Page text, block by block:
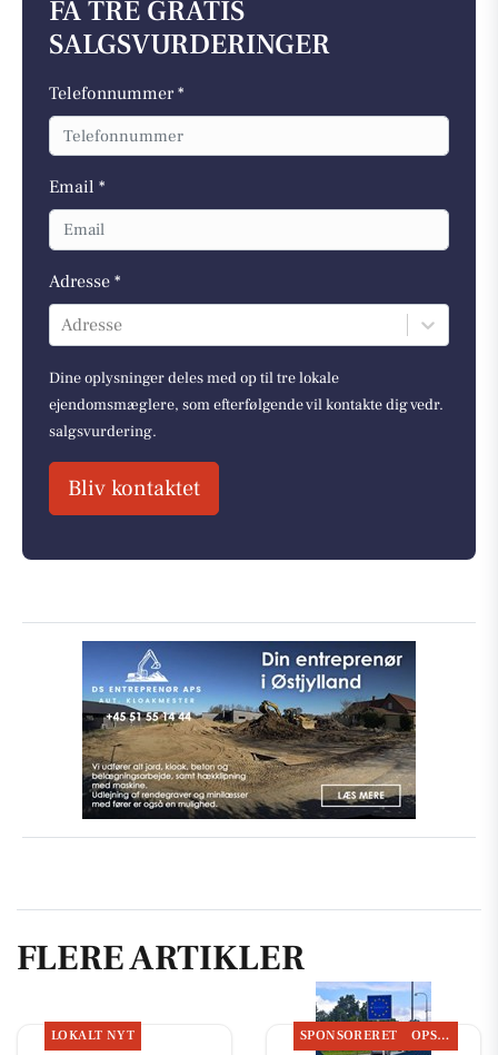
FÅ TRE GRATIS
SALGSVURDERINGER
Telefonnummer *
Email *
Adresse *
Adresse
Dine oplysninger deles med op til tre lokale
ejendomsmæglere, som efterfølgende vil kontakte dig vedr.
salgsvurdering.
Bliv kontaktet
FLERE ARTIKLER
LOKALT NYT SPONSORERET OPSLAGSTAVLEN